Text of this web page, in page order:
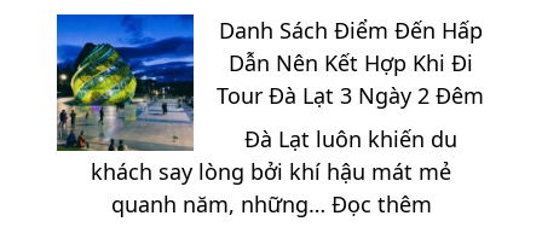
Xếp
Lịch
Trình
Thế
Nào
Hợp
Thức
Tinh
Hoa
Ẩm
Thực
Đặc
Sắc
Danh Sách Điểm Đến Hấp
Dẫn Nên Kết Hợp Khi Đi
Tour Đà Lạt 3 Ngày 2 Đêm
Đà Lạt luôn khiến du
khách say lòng bởi khí hậu mát mẻ
quanh năm, những… Đọc thêm: